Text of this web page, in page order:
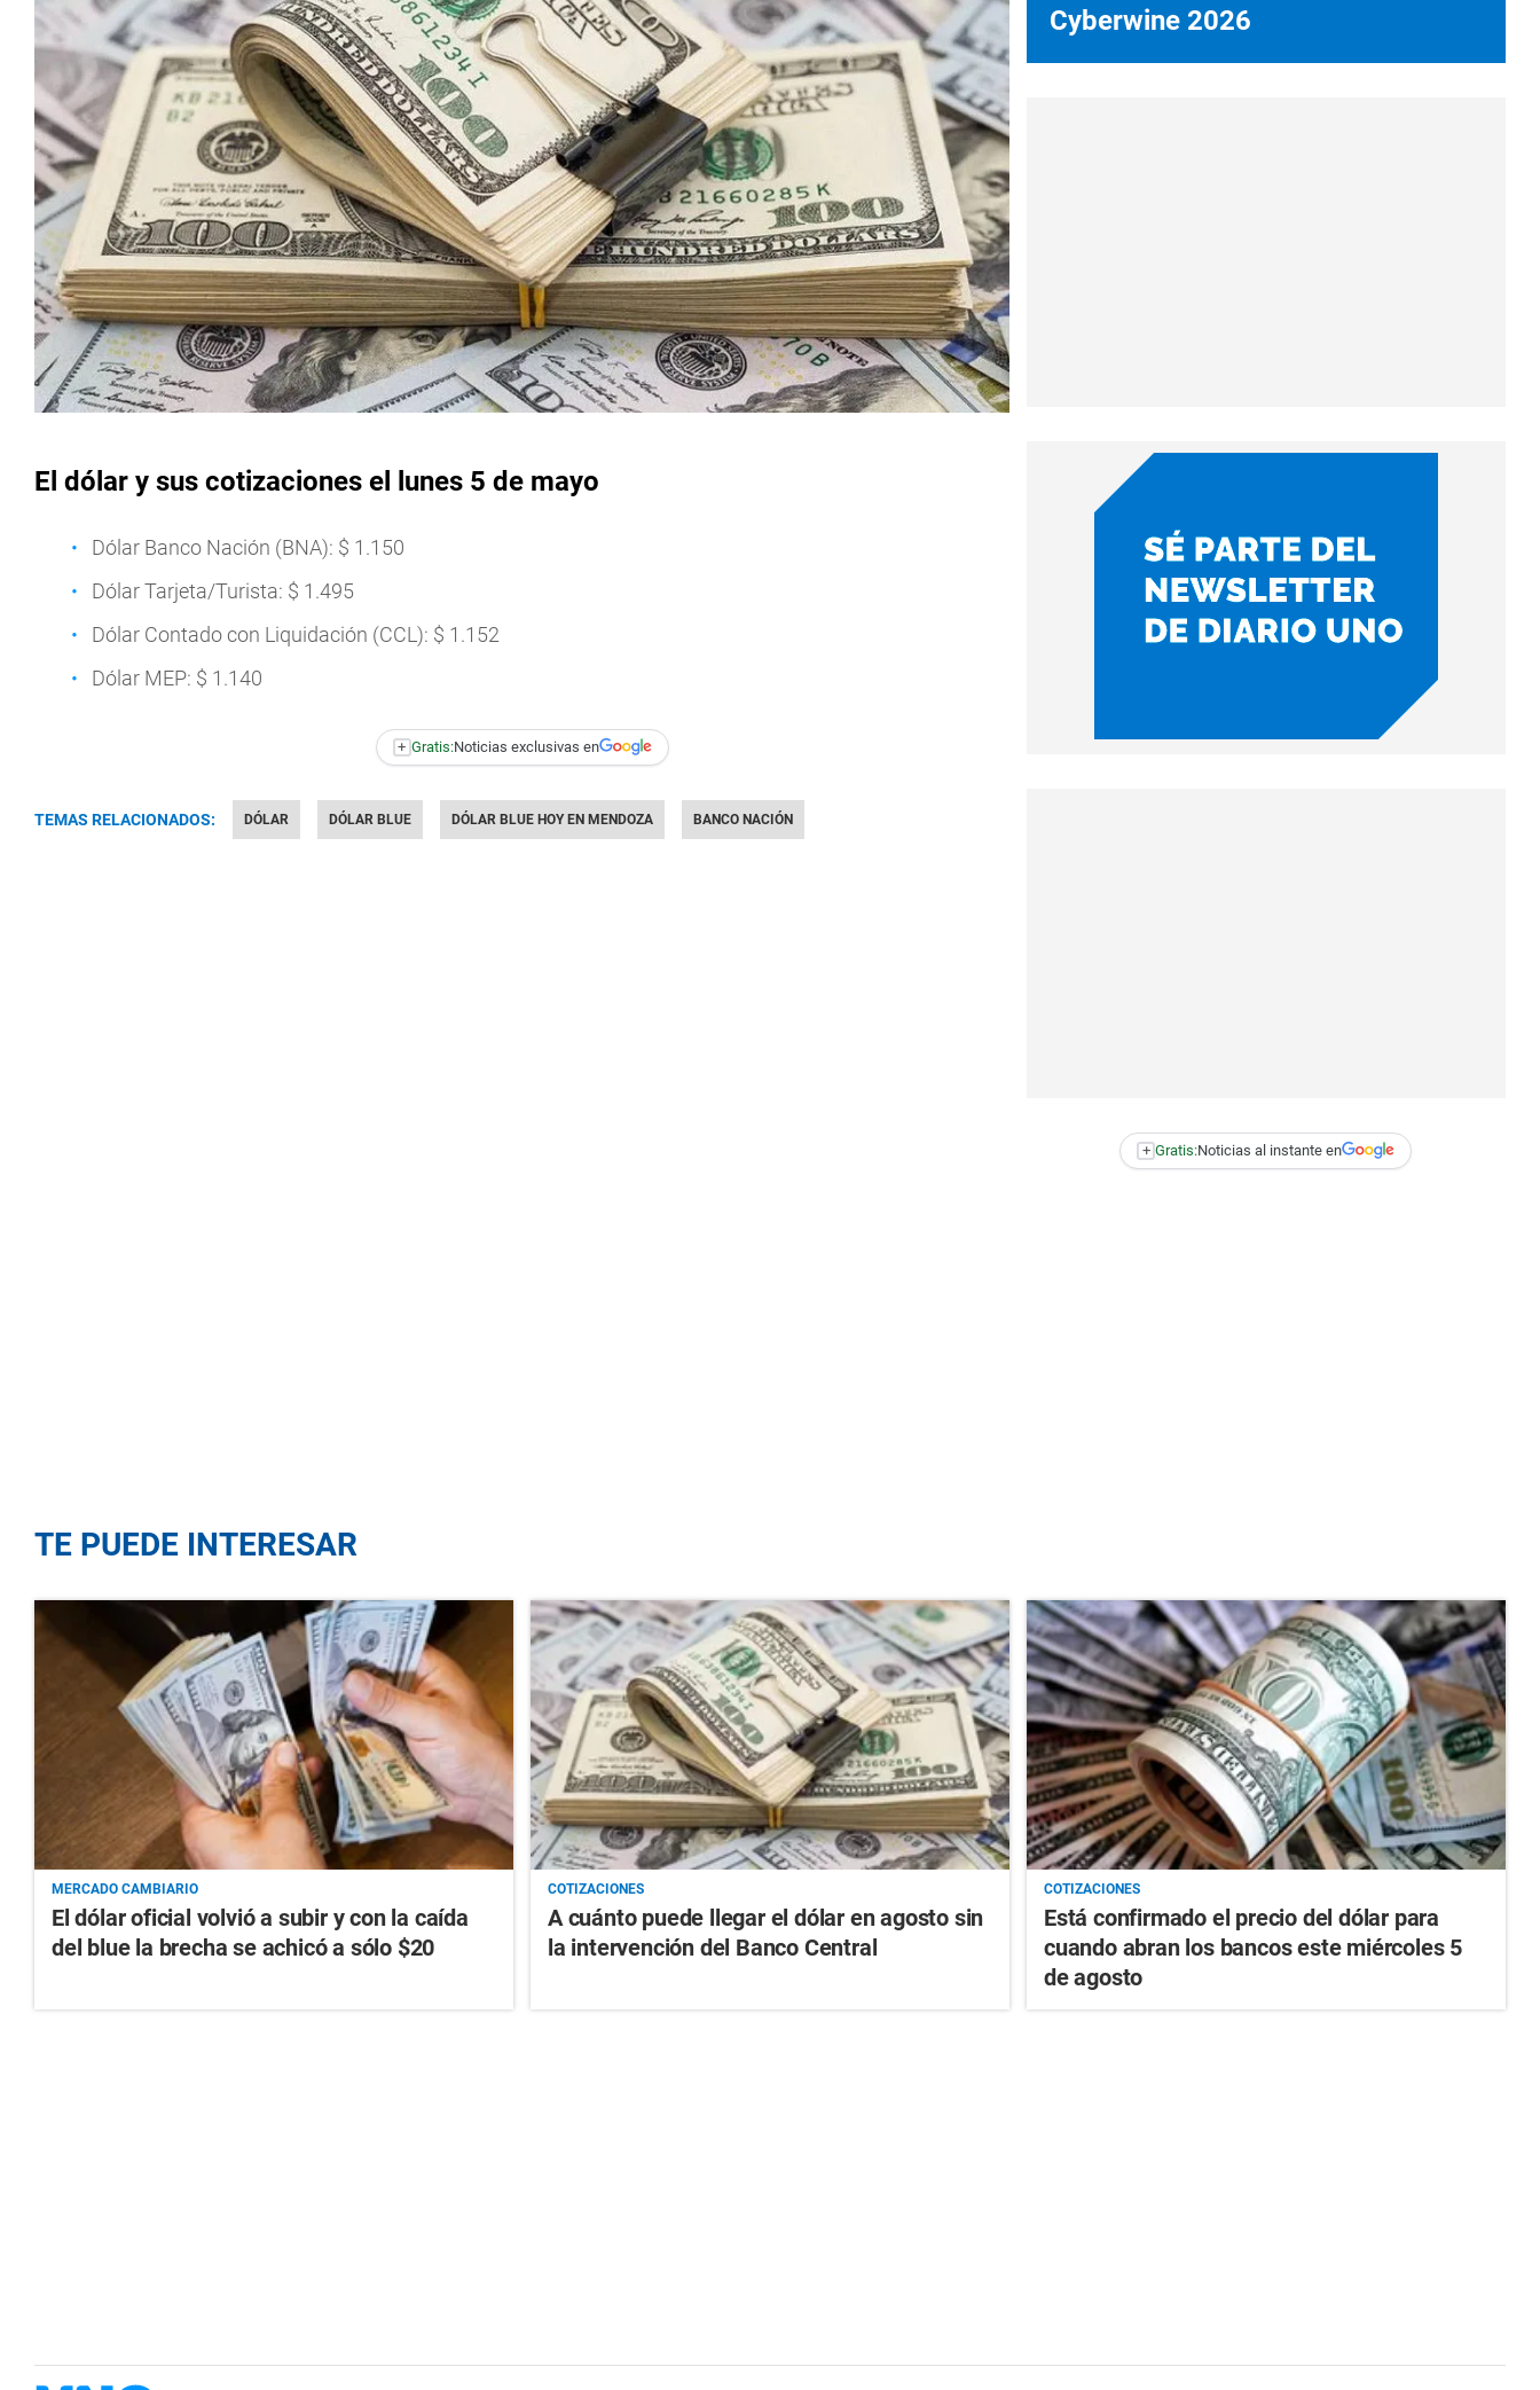
El dólar y sus cotizaciones el lunes 5 de mayo
Dólar Banco Nación (BNA): $ 1.150
Dólar Tarjeta/Turista: $ 1.495
Dólar Contado con Liquidación (CCL): $ 1.152
Dólar MEP: $ 1.140
+ Gratis:Noticias exclusivas en
TEMAS RELACIONADOS: DÓLAR DÓLAR BLUE DÓLAR BLUE HOY EN MENDOZA BANCO NACIÓN
Cyberwine 2026
+ Gratis:Noticias al instante en
TE PUEDE INTERESAR
MERCADO CAMBIARIO
El dólar oficial volvió a subir y con la caída
del blue la brecha se achicó a sólo $20
COTIZACIONES
A cuánto puede llegar el dólar en agosto sin
la intervención del Banco Central
COTIZACIONES
Está confirmado el precio del dólar para
cuando abran los bancos este miércoles 5
de agosto